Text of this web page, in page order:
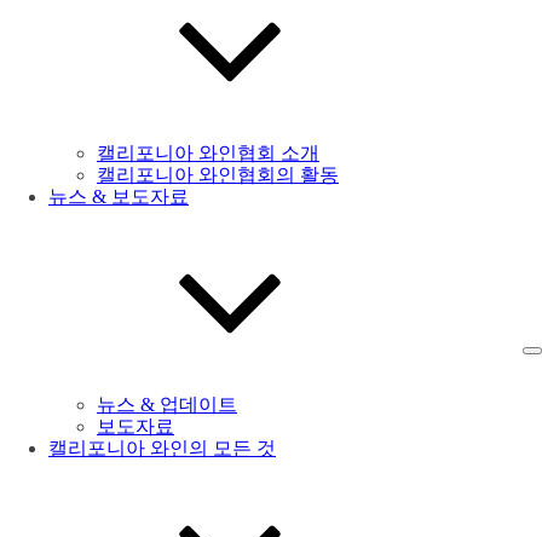
캘리포니아 와인협회 소개
캘리포니아 와인협회의 활동
뉴스 & 보도자료
뉴스 & 업데이트
보도자료
캘리포니아 와인의 모든 것